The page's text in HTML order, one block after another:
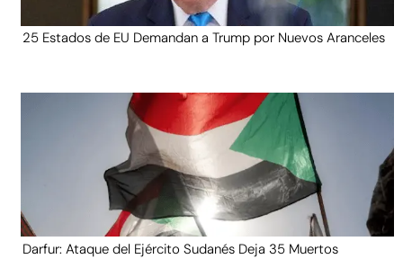
25 Estados de EU Demandan a Trump por Nuevos Aranceles
Darfur: Ataque del Ejército Sudanés Deja 35 Muertos